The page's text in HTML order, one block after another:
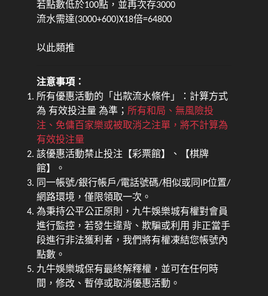
若點數低於100點，並再次存3000
流水需達(3000+600)X18倍=64800
以此類推
注意事項：
所有優惠活動的「出款流水條件」：計算方式
為 有效投注量 為準；所有和局、無風險投
注、免傭百家樂或被取消之注單，將不計算為
有效投注量
該優惠活動禁止投注【彩票館】、【棋牌
館】。
同一帳號/銀行帳戶/電話號碼/相似或同IP位置/
網路環境，僅限領取一次。
為秉持公平公正原則，九牛娛樂城有權對會員
進行監控，若發生違背、欺騙或利用 非正當手
段進行非法獲利者，我們將有權凍結您帳號內
點數。
九牛娛樂城保有最終解釋權，並可在任何時
間，修改、暫停或取消優惠活動。